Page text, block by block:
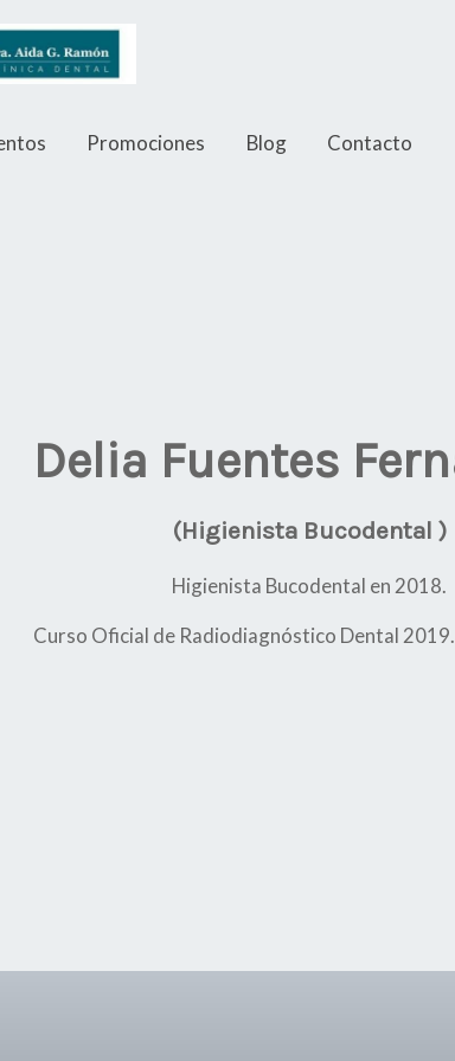
Promociones Blog Contacto
Delia Fuentes
(Higienista Bucodental )
Higienista Bucodental en 2018.
Curso Oficial de Radiodiagnóstico Dental 2019.